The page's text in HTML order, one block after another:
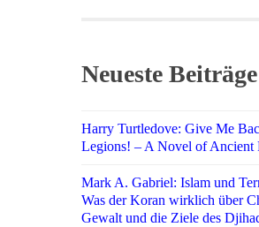
Neueste Beiträge
Harry Turtledove: Give Me
Legions! – A Novel of Ancient
Mark A. Gabriel: Islam und
Was der Koran wirklich über
Gewalt und die Ziele des